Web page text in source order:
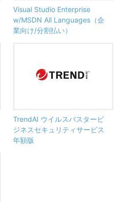
Visual Studio Enterprise
w/MSDN All Languages（企
業向け/分割払い）
TrendAI ウイルスバスタービ
ジネスセキュリティサービス
年額版